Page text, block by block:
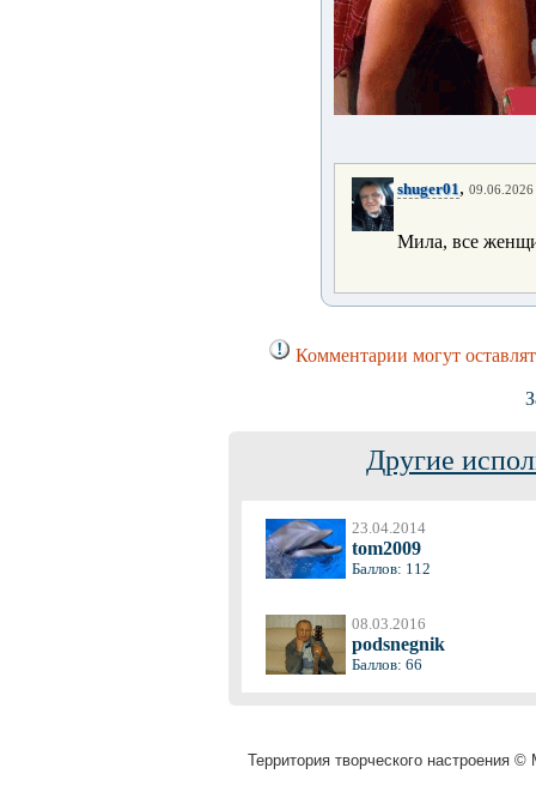
shuger01, 09.06.2026
Мила, все
Комментарии могут
Другие
23.04.2014
tom2009
Баллов: 112
08.03.2016
podsnegnik
Баллов: 66
Территория творческого настроения